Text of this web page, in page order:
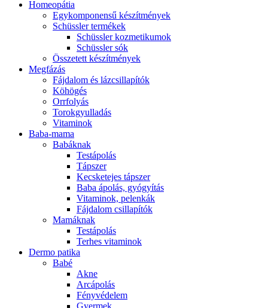
Homeopátia
Egykomponensű készítmények
Schüssler termékek
Schüssler kozmetikumok
Schüssler sók
Összetett készítmények
Megfázás
Fájdalom és lázcsillapítók
Köhögés
Orrfolyás
Torokgyulladás
Vitaminok
Baba-mama
Babáknak
Testápolás
Tápszer
Kecsketejes tápszer
Baba ápolás, gyógyítás
Vitaminok, pelenkák
Fájdalom csillapítók
Mamáknak
Testápolás
Terhes vitaminok
Dermo patika
Babé
Akne
Arcápolás
Fényvédelem
Gyermek